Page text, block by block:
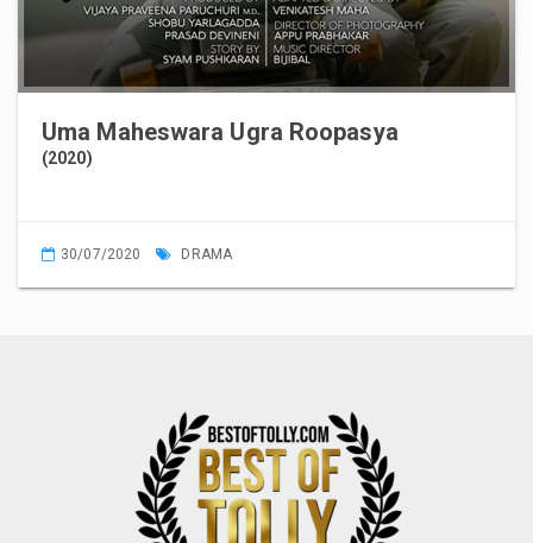
Uma Maheswara Ugra Roopasya
(2020)
30/07/2020 DRAMA